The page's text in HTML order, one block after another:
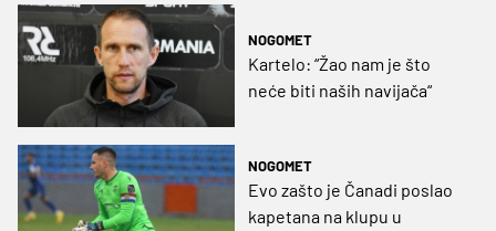
NOGOMET
Kartelo: “Žao nam je što
neće biti naših navijača“
NOGOMET
Evo zašto je Čanadi poslao
kapetana na klupu u